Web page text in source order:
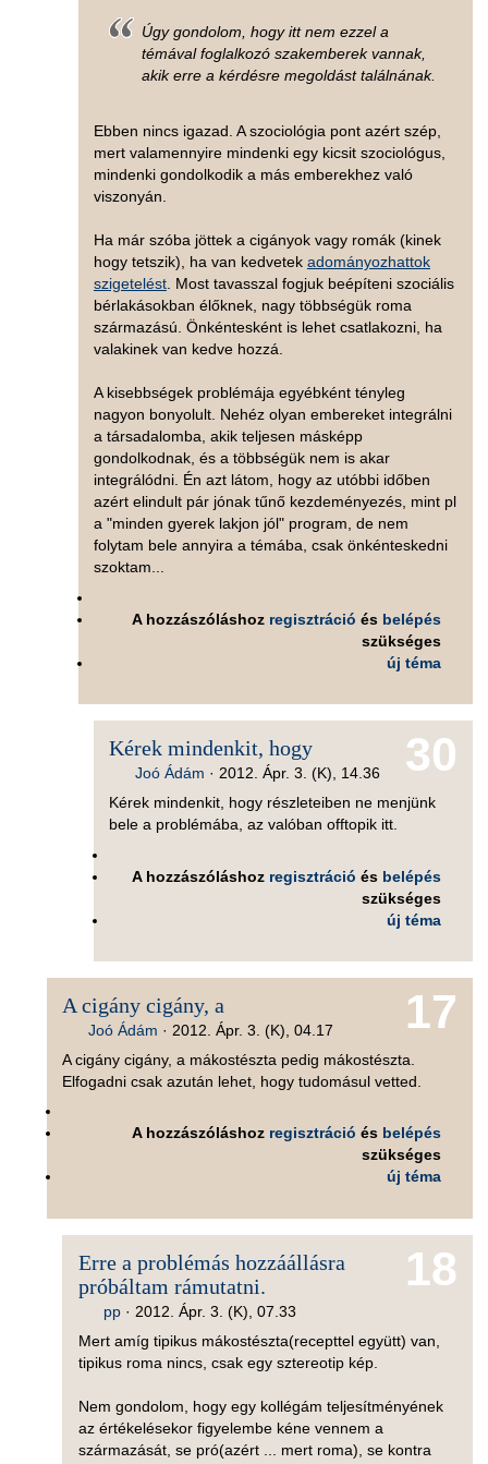
Úgy gondolom, hogy itt nem ezzel a
témával foglalkozó szakemberek vannak,
akik erre a kérdésre megoldást találnának.
Ebben nincs igazad. A szociológia pont azért szép,
mert valamennyire mindenki egy kicsit szociológus,
mindenki gondolkodik a más emberekhez való
viszonyán.
Ha már szóba jöttek a cigányok vagy romák (kinek
hogy tetszik), ha van kedvetek adományozhattok
szigetelést. Most tavasszal fogjuk beépíteni szociális
bérlakásokban élőknek, nagy többségük roma
származású. Önkéntesként is lehet csatlakozni, ha
valakinek van kedve hozzá.
A kisebbségek problémája egyébként tényleg
nagyon bonyolult. Nehéz olyan embereket integrálni
a társadalomba, akik teljesen másképp
gondolkodnak, és a többségük nem is akar
integrálódni. Én azt látom, hogy az utóbbi időben
azért elindult pár jónak tűnő kezdeményezés, mint pl
a "minden gyerek lakjon jól" program, de nem
folytam bele annyira a témába, csak önkénteskedni
szoktam...
A hozzászóláshoz regisztráció és belépés
szükséges
új téma
30
Kérek mindenkit, hogy
Joó Ádám · 2012. Ápr. 3. (K), 14.36
Kérek mindenkit, hogy részleteiben ne menjünk
bele a problémába, az valóban offtopik itt.
A hozzászóláshoz regisztráció és belépés
szükséges
új téma
17
A cigány cigány, a
Joó Ádám · 2012. Ápr. 3. (K), 04.17
A cigány cigány, a mákostészta pedig mákostészta.
Elfogadni csak azután lehet, hogy tudomásul vetted.
A hozzászóláshoz regisztráció és belépés
szükséges
új téma
18
Erre a problémás hozzáállásra
próbáltam rámutatni.
pp · 2012. Ápr. 3. (K), 07.33
Mert amíg tipikus mákostészta(recepttel együtt) van,
tipikus roma nincs, csak egy sztereotip kép.
Nem gondolom, hogy egy kollégám teljesítményének
az értékelésekor figyelembe kéne vennem a
származását, se pró(azért ... mert roma), se kontra